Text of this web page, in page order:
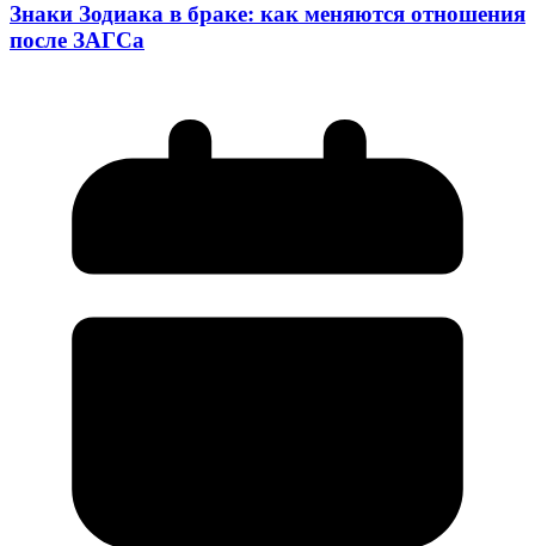
Знаки Зодиака в браке: как меняются отношения
после ЗАГСа